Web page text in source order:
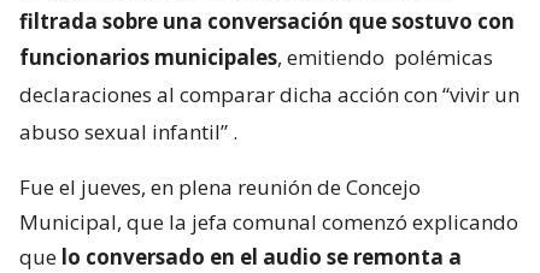
filtrada sobre una conversación que sostuvo con
funcionarios municipales, emitiendo polémicas
declaraciones al comparar dicha acción con “vivir un
abuso sexual infantil” .
Fue el jueves, en plena reunión de Concejo
Municipal, que la jefa comunal comenzó explicando
que lo conversado en el audio se remonta a